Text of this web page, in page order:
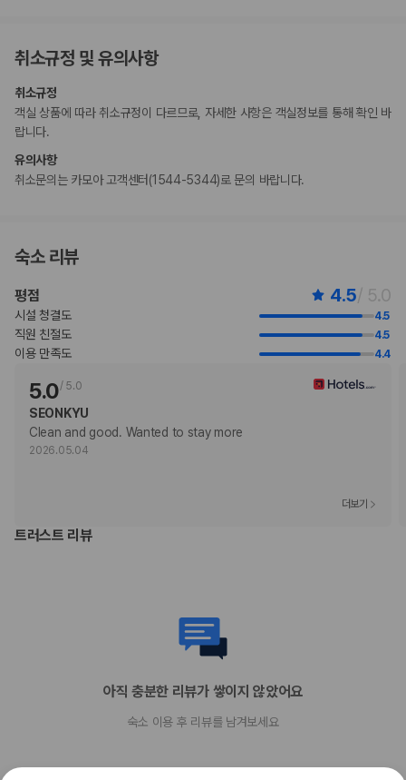
입니다.
부가 정보
추가 안내사항
간이/추가 침대 이용 불가
기타 선택사항
스파 이용 요금: KRW 26000(1인당 숙박 기간 내 1회)
금액일 수 있으며 변경될 수 있습니다.
현장 결제 유형 및 수단
Visa
Diners Club
직불카드
Discover
현금
American Express
JCB International
취소규정 및 유의사항
취소규정
객실 상품에 따라 취소규정이 다르므로, 자세한 사항은 객실정보를 통해 확인 바
랍니다.
유의사항
취소문의는 카모아 고객센터(1544-5344)로 문의 바랍니다.
숙소 리뷰
평점 4.5/ 5.0
시설 청결도 4.5
직원 친절도 4.5
이용 만족도 4.4
5.0/ 5.0
SEONKYU
Clean and good. Wanted to stay more
2026.05.04
더보기
트러스트 리뷰
아직 충분한 리뷰가 쌓이지 않았어요
숙소 이용 후 리뷰를 남겨보세요